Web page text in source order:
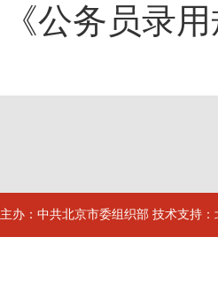
《公务员录
主办：中共北京市委组织部 技术支持